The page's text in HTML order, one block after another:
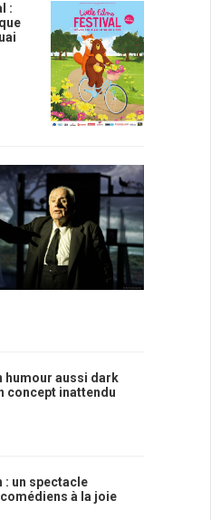
:
humour aussi dark
concept inattendu
: un spectacle
à la joie